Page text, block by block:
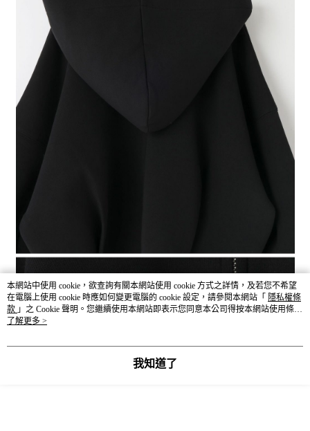
本網站中使用 cookie，欲查詢有關本網站使用 cookie 方式之詳情，及若您不希望
在電腦上使用 cookie 時應如何變更電腦的 cookie 設定，請參閱本網站「 隱私權條
款 」之 Cookie 聲明。您繼續使用本網站即表示您同意本公司得按本網站使用條款
之 Cookie 聲明使用 cookie。
了解更多 >
我知道了